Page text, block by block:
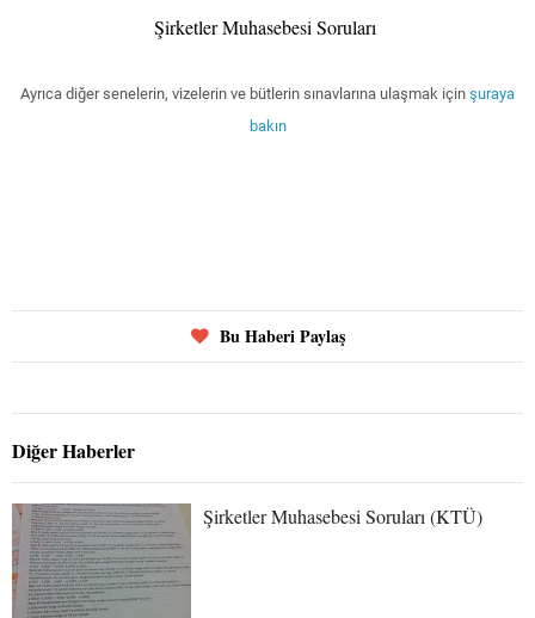
Şirketler Muhasebesi Soruları
Ayrıca diğer senelerin, vizelerin ve bütlerin sınavlarına ulaşmak için şuraya
bakın
Bu Haberi Paylaş
Diğer Haberler
Şirketler Muhasebesi Soruları (KTÜ)